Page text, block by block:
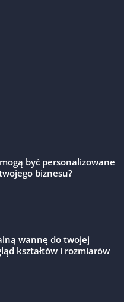
być personalizowane
biznesu?
wannę do twojej
kształtów i rozmiarów